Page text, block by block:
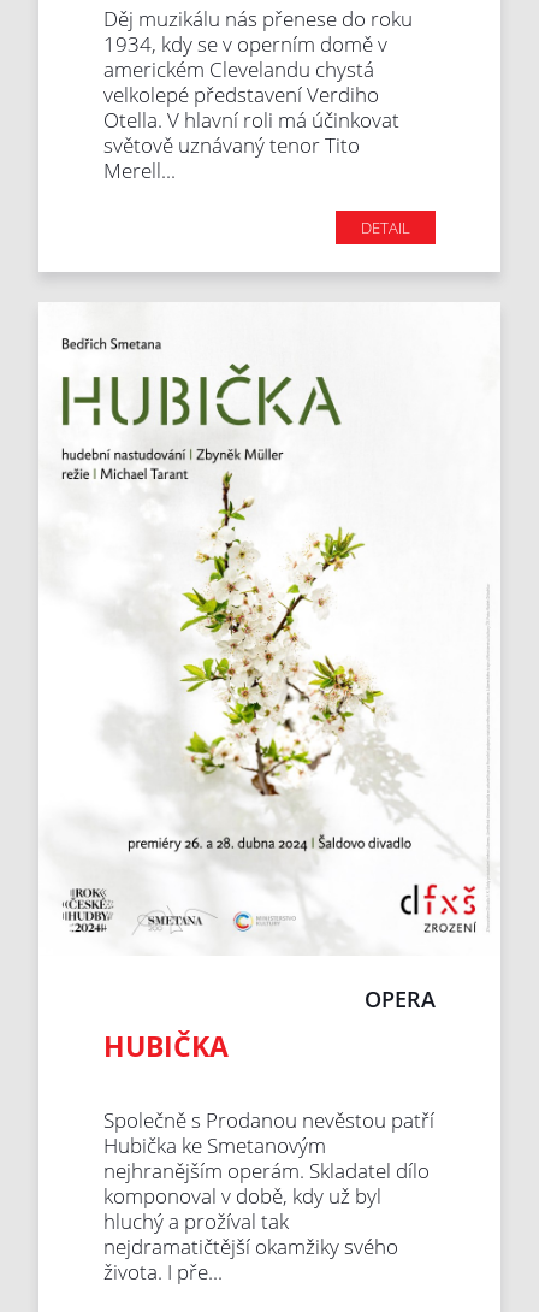
Děj muzikálu nás přenese do roku
1934, kdy se v operním domě v
americkém Clevelandu chystá
velkolepé představení Verdiho
Otella. V hlavní roli má účinkovat
světově uznávaný tenor Tito
Merell...
DETAIL
OPERA
HUBIČKA
Společně s Prodanou nevěstou patří
Hubička ke Smetanovým
nejhranějším operám. Skladatel dílo
komponoval v době, kdy už byl
hluchý a prožíval tak
nejdramatičtější okamžiky svého
života. I pře...